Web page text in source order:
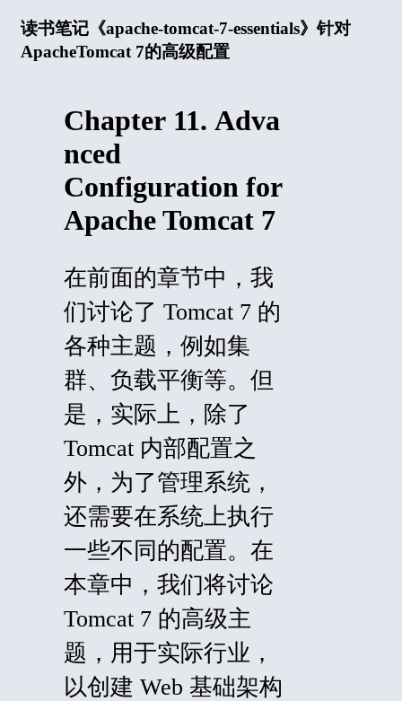
读书笔记《apache-tomcat-7-essentials》针对
ApacheTomcat 7的高级配置
Chapter 11. Adva
nced
Configuration for
Apache Tomcat 7
在前面的章节中，我
们讨论了 Tomcat 7 的
各种主题，例如集
群、负载平衡等。但
是，实际上，除了
Tomcat 内部配置之
外，为了管理系统，
还需要在系统上执行
一些不同的配置。在
本章中，我们将讨论
Tomcat 7 的高级主
题，用于实际行业，
以创建 Web 基础架构